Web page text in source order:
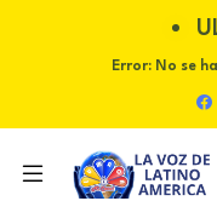
Error:No se